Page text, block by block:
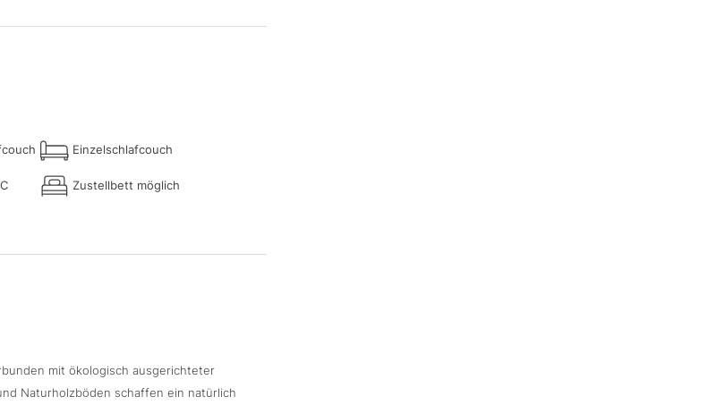
Einzelschlafcouch
Zustellbett möglich
mit ökologisch ausgerichteter
Naturholzböden schaffen ein natürlich